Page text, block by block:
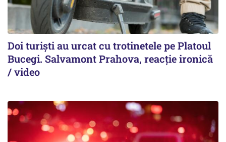
Doi turiști au urcat cu trotinetele pe Platoul
Bucegi. Salvamont Prahova, reacție ironică
/ video